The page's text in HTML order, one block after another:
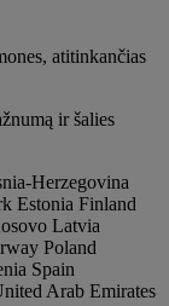
atitinkančias
ir šalies
Herzegovina
Estonia Finland
Latvia
Poland
Spain
Arab Emirates